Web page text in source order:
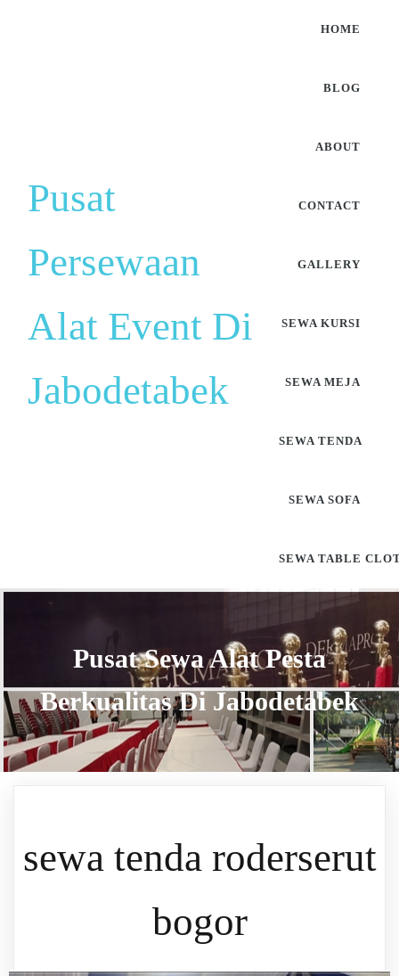
Pusat
Persewaan
Alat Event Di
Jabodetabek
HOME
BLOG
ABOUT
CONTACT
GALLERY
SEWA KURSI
SEWA MEJA
SEWA TENDA
SEWA SOFA
SEWA TABLE
Pusat Sewa Alat Pesta
Berkualitas Di Jabodetabek
sewa tenda roderserut
bogor